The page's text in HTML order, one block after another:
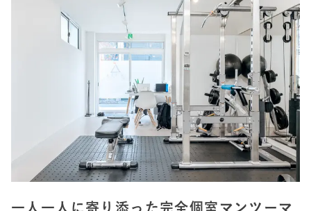
一人一人に寄り添った完全個室マンツーマ